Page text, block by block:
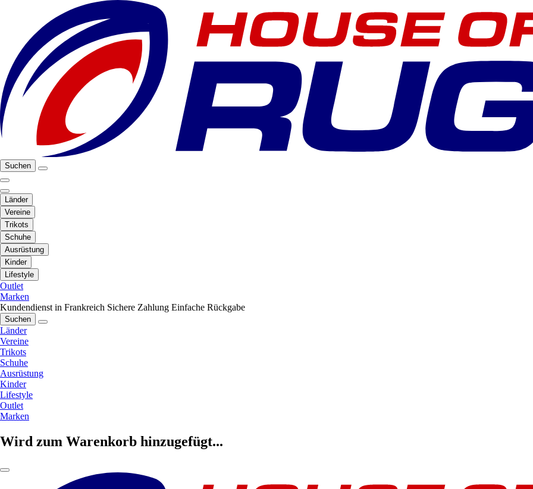
Suchen
Länder
Vereine
Trikots
Schuhe
Ausrüstung
Kinder
Lifestyle
Outlet
Marken
Kundendienst in Frankreich Sichere Zahlung Einfache Rückgabe
Suchen
Länder
Vereine
Trikots
Schuhe
Ausrüstung
Kinder
Lifestyle
Outlet
Marken
Wird zum Warenkorb hinzugefügt...